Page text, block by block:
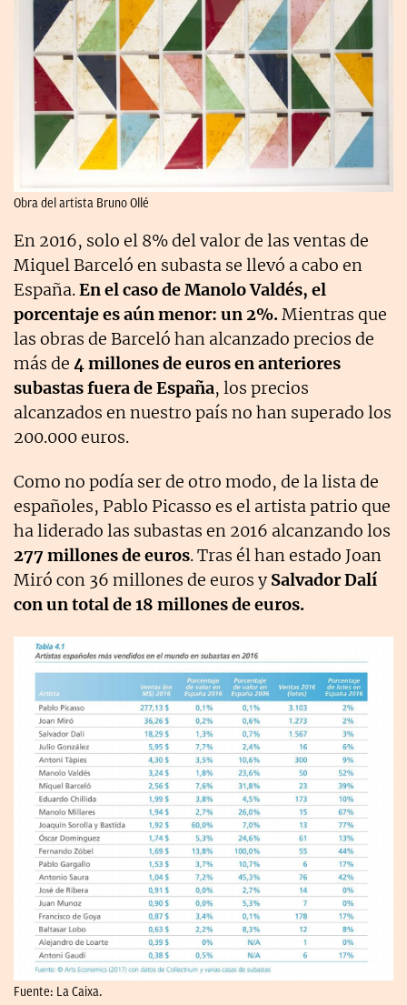
Obra del artista Bruno Ollé
En 2016, solo el 8% del valor de las ventas de
Miquel Barceló en subasta se llevó a cabo en
España.En el caso de Manolo Valdés, el
porcentaje es aún menor: un 2%.Mientras que
las obras de Barceló han alcanzado precios de
más de 4 millones de euros en anteriores
subastas fuera de España, los precios
alcanzados en nuestro país no han superado los
200.000 euros.
Como no podía ser de otro modo, de la lista de
españoles, Pablo Picasso es el artista patrio que
ha liderado las subastas en 2016 alcanzando los
277 millones de euros. Tras él han estado Joan
Miró con 36 millones de euros ySalvador Dalí
con un total de 18 millones de euros.
Fuente: La Caixa.